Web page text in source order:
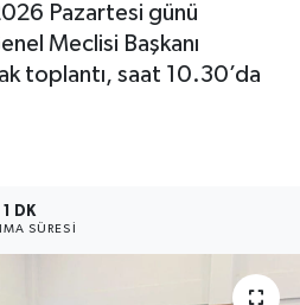
Pazartesi günü
Meclisi Başkanı
toplantı, saat 10.30’da
1 DK
SÜRESI